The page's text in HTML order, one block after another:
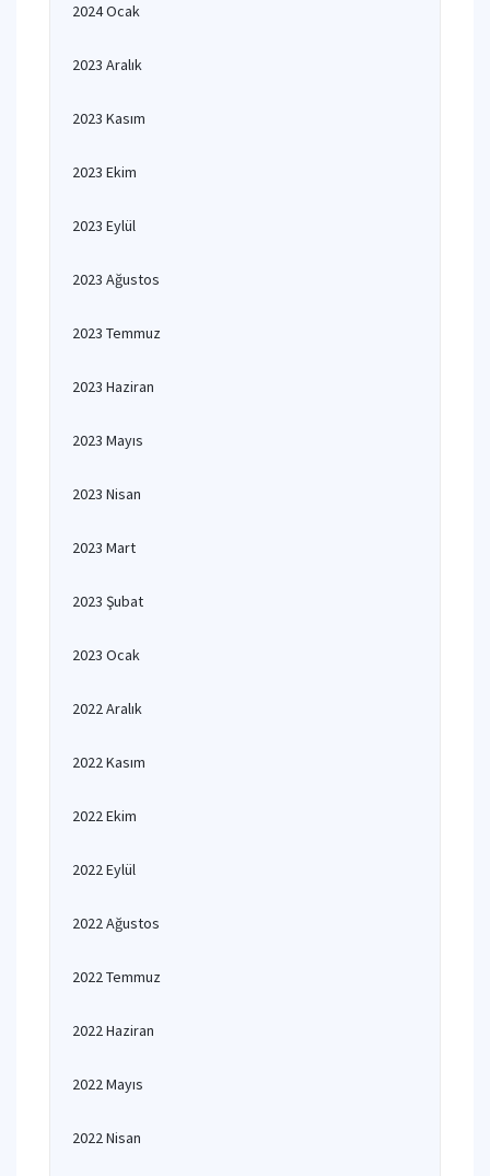
2024 Ocak
2023 Aralık
2023 Kasım
2023 Ekim
2023 Eylül
2023 Ağustos
2023 Temmuz
2023 Haziran
2023 Mayıs
2023 Nisan
2023 Mart
2023 Şubat
2023 Ocak
2022 Aralık
2022 Kasım
2022 Ekim
2022 Eylül
2022 Ağustos
2022 Temmuz
2022 Haziran
2022 Mayıs
2022 Nisan